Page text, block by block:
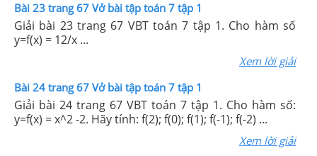
Bài 23 trang 67 Vở bài tập toán 7 tập 1
Giải bài 23 trang 67 VBT toán 7 tập 1. Cho hàm số
y=f(x) = 12/x ...
Xem lời giải
Bài 24 trang 67 Vở bài tập toán 7 tập 1
Giải bài 24 trang 67 VBT toán 7 tập 1. Cho hàm số:
y=f(x) = x^2 -2. Hãy tính: f(2); f(0); f(1); f(-1); f(-2) ...
Xem lời giải